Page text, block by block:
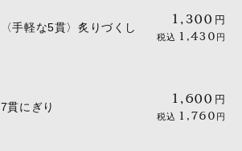
〈手軽な5貫〉炙りづくし
1,300 円
税込 1,430 円
7貫にぎり
1,600 円
税込 1,760 円